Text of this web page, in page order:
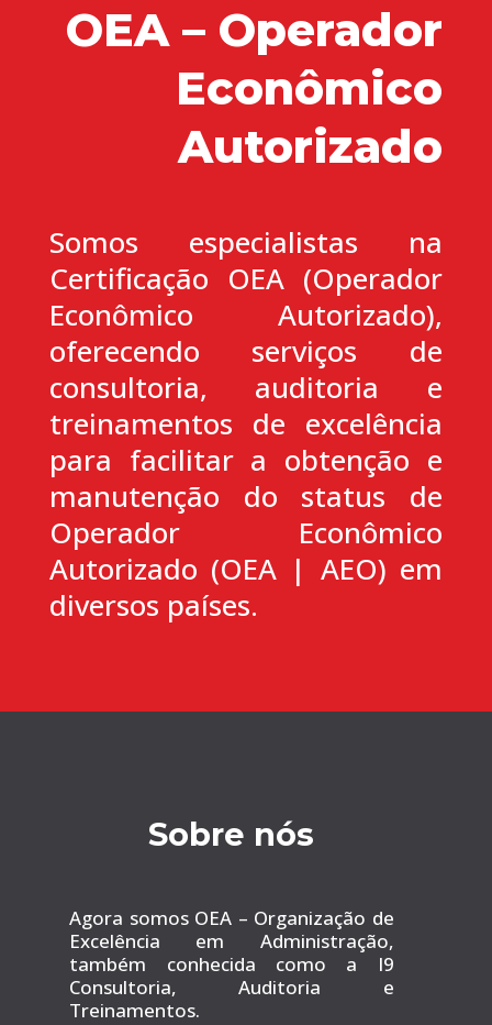
OEA – Operador
Econômico
Autorizado
Somos especialistas na
Certificação OEA (Operador
Econômico Autorizado),
oferecendo serviços de
consultoria, auditoria e
treinamentos de excelência
para facilitar a obtenção e
manutenção do status de
Operador Econômico
Autorizado (OEA | AEO) em
diversos países.
Sobre nós
Agora somos OEA – Organização de
Excelência em Administração,
também conhecida como a I9
Consultoria, Auditoria e
Treinamentos.